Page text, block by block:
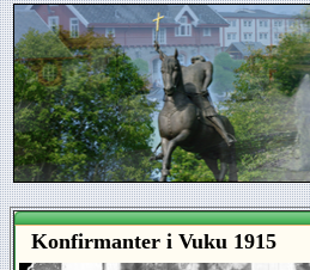
Konfirmanter i Vuku 1915